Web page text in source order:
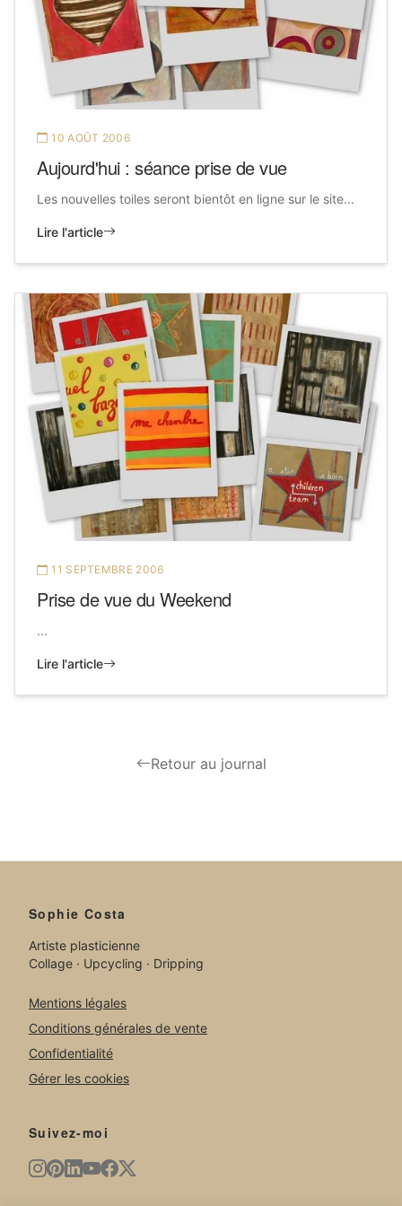
10 AOÛT 2006
Aujourd'hui : séance prise de vue
Les nouvelles toiles seront bientôt en ligne sur le site...
Lire l'article
11 SEPTEMBRE 2006
Prise de vue du Weekend
...
Lire l'article
Retour au journal
Sophie Costa
Artiste plasticienne
Collage · Upcycling · Dripping
Mentions légales
Conditions générales de vente
Confidentialité
Gérer les cookies
Suivez-moi